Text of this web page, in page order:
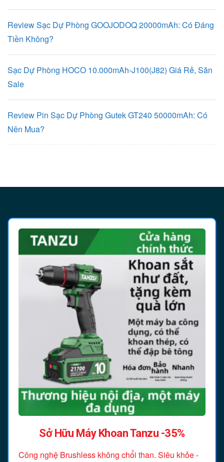
Review Sạc Dự Phòng GOOJODOQ 20000mAh: Có Đáng
Tiền Không?
Sạc Dự Phòng HOCO 10.000mAh-J100(J82) Giá Rẻ, Săn
Sale
Review Pin Sạc Dự Phòng Gutek GT240 50000mAh: Có
Nên Mua?
Sở Hữu Máy Khoan Tanzu -35%
Công nghệ Brushless không chổi than. Siêu khỏe -